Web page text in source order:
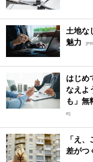
土地な
魅力
[PR]
はじめ
なえよ
も」無
R]
「え
差がつ